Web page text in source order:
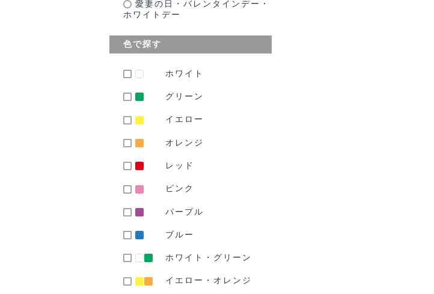
愛妻の日・バレンタインデー・
ホワイトデー
色で探す
ホワイト
グリーン
イエロー
オレンジ
レッド
ピンク
パープル
ブルー
ホワイト・グリーン
イエロー・オレンジ